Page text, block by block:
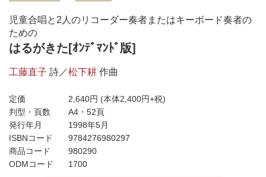
児童合唱と2人のリコーダー奏者またはキーボード奏者の
ための
はるがきた[ｵﾝﾃﾞﾏﾝﾄﾞ版]
工藤直子 詩／松下耕 作曲
定価 2,640円 (本体2,400円+税)
判型・頁数
A4・52頁
発行年月
1998年5月
ISBNコード
9784276980297
商品コード
980290
ODMコード
1700